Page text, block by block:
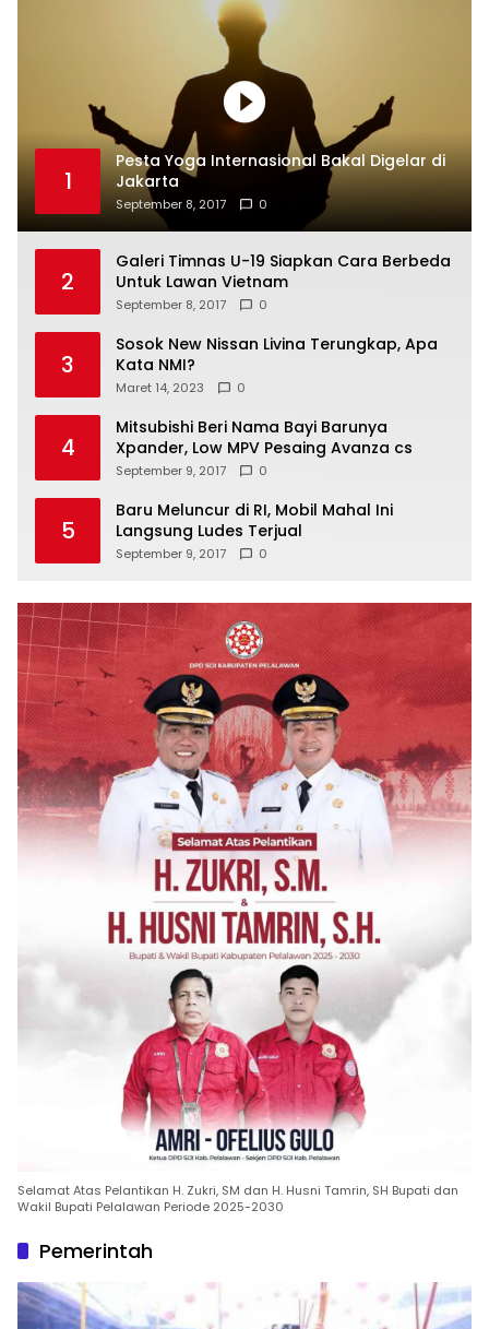
1
Pesta Yoga Internasional Bakal Digelar di
Jakarta
September 8, 2017 0
2
Galeri Timnas U-19 Siapkan Cara Berbeda
Untuk Lawan Vietnam
September 8, 2017 0
3
Sosok New Nissan Livina Terungkap, Apa
Kata NMI?
Maret 14, 2023 0
4
Mitsubishi Beri Nama Bayi Barunya
Xpander, Low MPV Pesaing Avanza cs
September 9, 2017 0
5
Baru Meluncur di RI, Mobil Mahal Ini
Langsung Ludes Terjual
September 9, 2017 0
Selamat Atas Pelantikan H. Zukri, SM dan H. Husni Tamrin, SH Bupati dan
Wakil Bupati Pelalawan Periode 2025-2030
Pemerintah